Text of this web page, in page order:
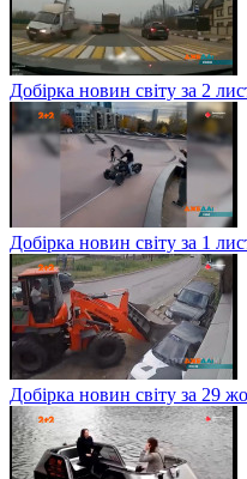
Добірка новин світу за 2
Добірка новин світу за 1
Добірка новин світу за 29